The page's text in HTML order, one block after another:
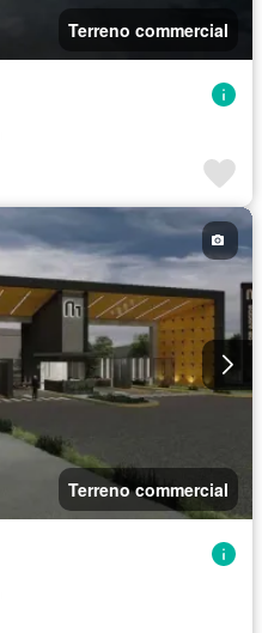
Terreno commercial
Terreno commercial